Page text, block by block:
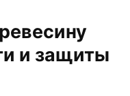
и защиты